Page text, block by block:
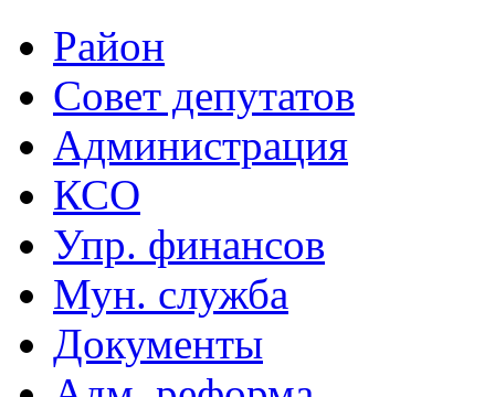
Район
Совет депутатов
Администрация
КСО
Упр. финансов
Мун. служба
Документы